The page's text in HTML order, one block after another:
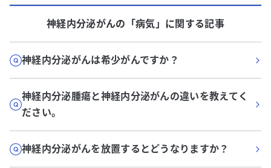
神経内分泌がんの「病気 」に関する記事
神経内分泌がんは希少がんですか？
神経内分泌腫瘍と神経内分泌がんの違いを教えてく
ださい。
神経内分泌がんを放置するとどうなりますか？